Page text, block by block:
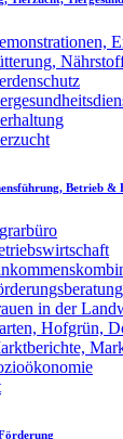
Betrieb &
in der
Hofgrün,